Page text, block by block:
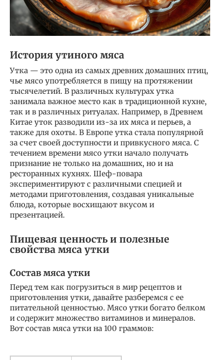
История утиного мяса
Утка — это одна из самых древних домашних птиц,
чье мясо употребляется в пищу на протяжении
тысячелетий. В различных культурах утка
занимала важное место как в традиционной кухне,
так и в различных ритуалах. Например, в Древнем
Китае уток разводили из-за их мяса и перьев, а
также для охоты. В Европе утка стала популярной
за счет своей доступности и привкусного мяса. С
течением времени мясо утки начало получать
признание не только на домашних, но и на
ресторанных кухнях. Шеф-повара
экспериментируют с различными специей и
методами приготовления, создавая уникальные
блюда, которые восхищают вкусом и
презентацией.
Пищевая ценность и полезные
свойства мяса утки
Состав мяса утки
Перед тем как погрузиться в мир рецептов и
приготовления утки, давайте разберемся с ее
питательной ценностью. Мясо утки богато белком
и содержит множество витаминов и минералов.
Вот состав мяса утки на 100 граммов: